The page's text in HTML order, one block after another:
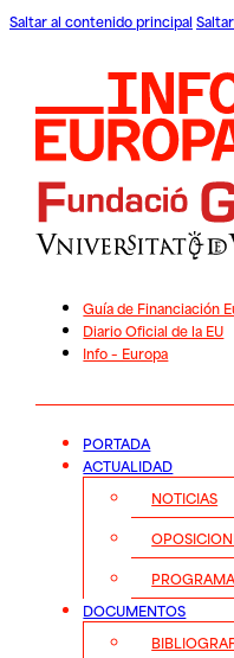
Saltar al contenido principal
Guía de Financiación
Diario Oficial de la EU
Info – Europa
PORTADA
ACTUALIDAD
NOTICIAS
DOCUMENTOS